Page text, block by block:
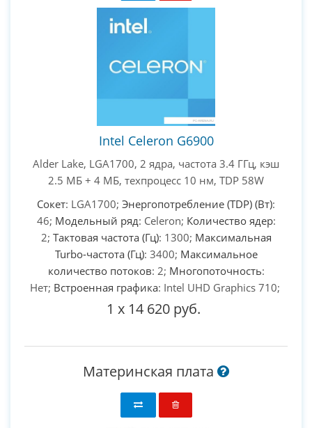
Intel Celeron G6900
Alder Lake, LGA1700, 2 ядра, частота 3.4 ГГц, кэш
2.5 МБ + 4 МБ, техпроцесс 10 нм, TDP 58W
Сокет: LGA1700; Энергопотребление (TDP) (Вт):
46; Модельный ряд: Celeron; Количество ядер:
2; Тактовая частота (Гц): 1300; Максимальная
Turbo-частота (Гц): 3400; Максимальное
количество потоков: 2; Многопоточность:
Нет; Встроенная графика: Intel UHD Graphics 710;
1 x 14 620 руб.
Материнская плата